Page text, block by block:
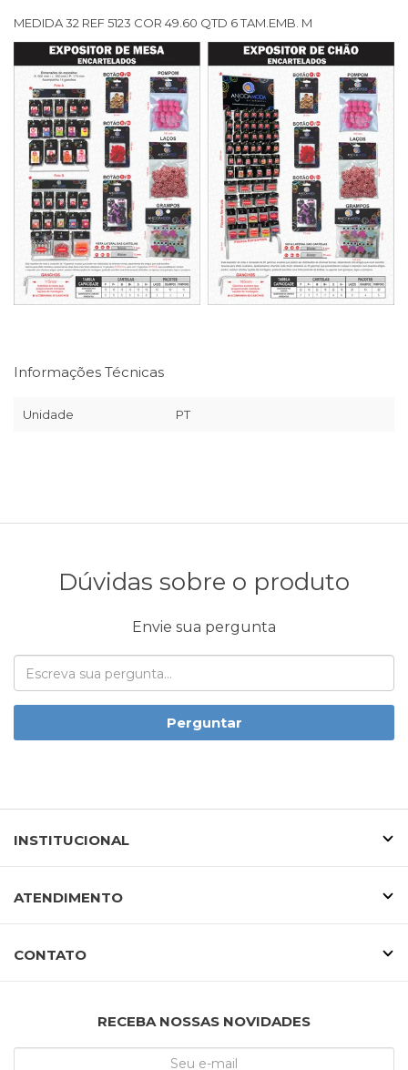
MEDIDA 32 REF 5123 COR 49.60 QTD 6 TAM.EMB. M
Informações Técnicas
Unidade PT
Dúvidas sobre o produto
Envie sua pergunta
Perguntar
INSTITUCIONAL
ATENDIMENTO
CONTATO
RECEBA NOSSAS NOVIDADES